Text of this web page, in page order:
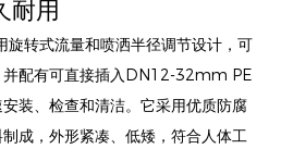
耐用
旋转式流量和喷洒半径调节设计，可
并配有可直接插入DN12-32mm PE
装、检查和清洁。它采用优质防腐
成，外形紧凑、低矮，符合人体工